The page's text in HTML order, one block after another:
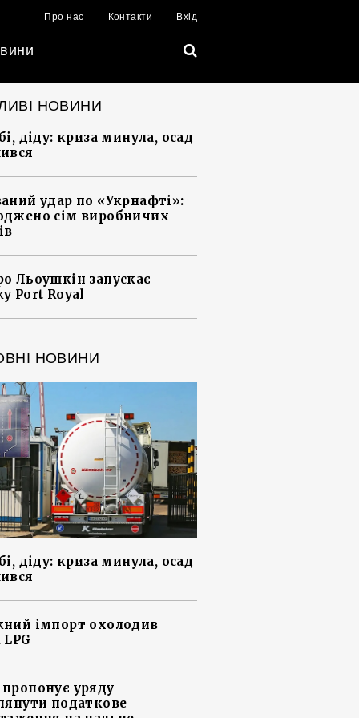
Про нас Контакти Вхід
НОВИНИ
діду: криза минула, осад
удар по «Укрнафті»:
сім виробничих
Льоушкін запускає
Port Royal
НОВИНИ
діду: криза минула, осад
імпорт охолодив
уряду
податкове